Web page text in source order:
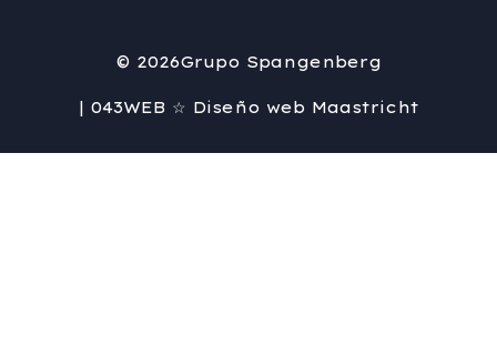
© 2026Grupo Spangenberg
| 043WEB ☆ Diseño web Maastricht